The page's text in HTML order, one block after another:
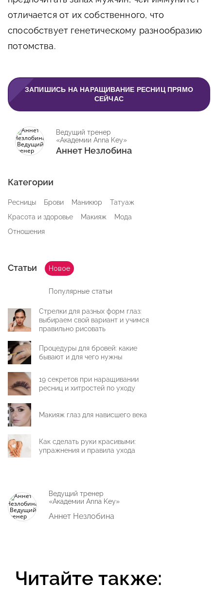
отличается от их собственного, что
способствует генетическому разнообразию
потомства.
ЗАПИШИСЬ НА НАРАЩИВАНИЕ РЕСНИЦ ПРЯМО
СЕЙЧАС
Ведущий тренер
«Академии Anna Key»
Аннет Незлобина
Категории
Ресницы Брови Маникюр
Татуаж
Красота и здоровье
Макияж
Мода
Отношения
Статьи Новое
Популярные статьи
Стрелки для разных форм глаз:
выбираем свой вариант и учимся
правильно рисовать
Процедуры для бровей: какие
бывают и для чего нужны
19 секретов при наращивании
ресниц и хитростей по уходу
Макияж глаз для нависшего века
Как сделать руки красивыми:
упражнения и правила ухода
Ведущий тренер
«Академии Anna Key»
Аннет Незлобина
Читайте также: